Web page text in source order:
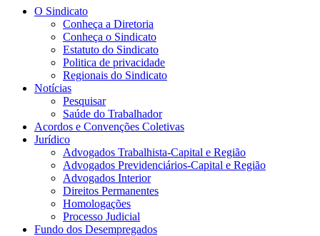
O Sindicato
Conheça a Diretoria
Conheça o Sindicato
Estatuto do Sindicato
Politica de privacidade
Regionais do Sindicato
Notícias
Pesquisar
Saúde do Trabalhador
Acordos e Convenções Coletivas
Jurídico
Advogados Trabalhista-Capital e Região
Advogados Previdenciários-Capital e Região
Advogados Interior
Direitos Permanentes
Homologações
Processo Judicial
Fundo dos Desempregados